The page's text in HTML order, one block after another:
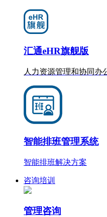
汇通eHR旗舰版
人力资源管理和协同办
智能排班管理系统
智能排班解决方案
咨询培训
管理咨询